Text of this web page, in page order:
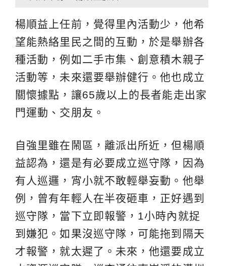
楊順益上任前，覺得里內活動少，他希
望能熱絡里民之間的互動，於是舉辦各
種活動，例如二手市集、創意積木親子
活動等，未來還要舉辦健行。他也成立
關懷據點，讓65歲以上的長者能走出家
門運動、交朋友。
自強里雖在鬧區，離派出所近，但楊順
益認為，還是有必要成立巡守隊，因為
有人巡邏，宵小就不敢輕舉妄動。他舉
例，曾有年輕人在半夜砸車，正好遇到
巡守隊，當下立即報警，1小時內就捉
到嫌犯。如果沒巡守隊，可能拖到隔天
才報警，就太遲了。未來，他還要成立